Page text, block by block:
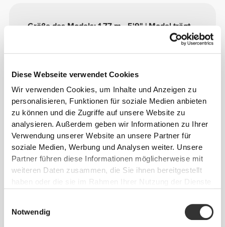
Diese Webseite verwendet Cookies
Wir verwenden Cookies, um Inhalte und Anzeigen zu
personalisieren, Funktionen für soziale Medien anbieten
zu können und die Zugriffe auf unsere Website zu
analysieren. Außerdem geben wir Informationen zu Ihrer
Verwendung unserer Website an unsere Partner für
soziale Medien, Werbung und Analysen weiter. Unsere
Partner führen diese Informationen möglicherweise mit
weiteren Daten zusammen, die Sie ihnen bereitgestellt
haben oder die sie im Rahmen Ihrer Nutzung der Dienste
Notwendig
Größe des Models: 1,77 m - 5'9" | Model trägt
Zusammensetzung
61% Polyester
34% Polyamid
5% Elastan
Made in Portugal
Größen-Guide